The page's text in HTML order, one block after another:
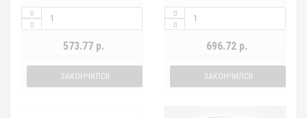
573.77 р.
ЗАКОНЧИЛСЯ
696.72 р.
ЗАКОНЧИЛСЯ